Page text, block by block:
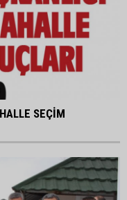
SEÇİM